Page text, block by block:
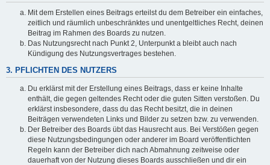
Mit dem Erstellen eines Beitrags erteilst du dem Betreiber ein einfaches,
zeitlich und räumlich unbeschränktes und unentgeltliches Recht, deinen
Beitrag im Rahmen des Boards zu nutzen.
Das Nutzungsrecht nach Punkt 2, Unterpunkt a bleibt auch nach
Kündigung des Nutzungsvertrages bestehen.
3. PFLICHTEN DES NUTZERS
Du erklärst mit der Erstellung eines Beitrags, dass er keine Inhalte
enthält, die gegen geltendes Recht oder die guten Sitten verstoßen. Du
erklärst insbesondere, dass du das Recht besitzt, die in deinen
Beiträgen verwendeten Links und Bilder zu setzen bzw. zu verwenden.
Der Betreiber des Boards übt das Hausrecht aus. Bei Verstößen gegen
diese Nutzungsbedingungen oder anderer im Board veröffentlichten
Regeln kann der Betreiber dich nach Abmahnung zeitweise oder
dauerhaft von der Nutzung dieses Boards ausschließen und dir ein